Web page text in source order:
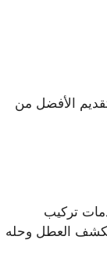
الأفضل من
تركيب
لكشف العطل وحله